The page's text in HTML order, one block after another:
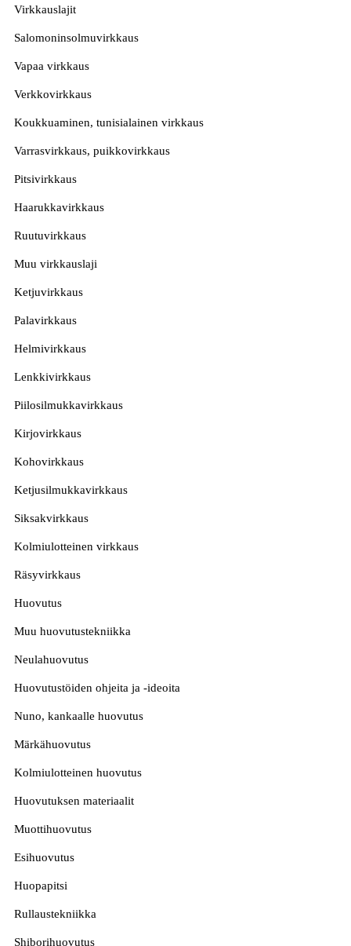
Virkkauslajit
Salomoninsolmuvirkkaus
Vapaa virkkaus
Verkkovirkkaus
Koukkuaminen, tunisialainen virkkaus
Varrasvirkkaus, puikkovirkkaus
Pitsivirkkaus
Haarukkavirkkaus
Ruutuvirkkaus
Muu virkkauslaji
Ketjuvirkkaus
Palavirkkaus
Helmivirkkaus
Lenkkivirkkaus
Piilosilmukkavirkkaus
Kirjovirkkaus
Kohovirkkaus
Ketjusilmukkavirkkaus
Siksakvirkkaus
Kolmiulotteinen virkkaus
Räsyvirkkaus
Huovutus
Muu huovutustekniikka
Neulahuovutus
Huovutustöiden ohjeita ja -ideoita
Nuno, kankaalle huovutus
Märkähuovutus
Kolmiulotteinen huovutus
Huovutuksen materiaalit
Muottihuovutus
Esihuovutus
Huopapitsi
Rullaustekniikka
Shiborihuovutus